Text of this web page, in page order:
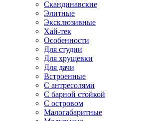
Скандинавские
Элитные
Эксклюзивные
Хай-тек
Особенности
Для студии
Для хрущевки
Для дачи
Встроенные
С антресолями
С барной стойкой
С островом
Малогабаритные